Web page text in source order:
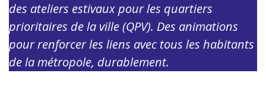
des ateliers estivaux pour les quartiers
prioritaires de la ville (QPV). Des animations
pour renforcer les liens avec tous les habitants
de la métropole, durablement.